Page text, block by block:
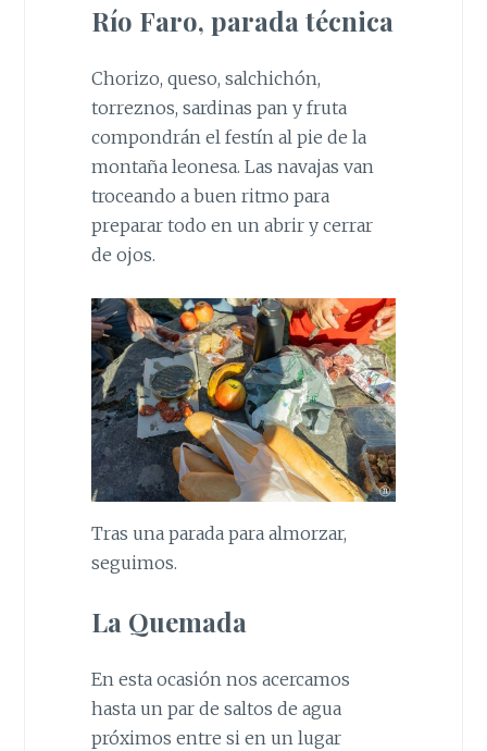
Río Faro, parada técnica
Chorizo, queso, salchichón,
torreznos, sardinas pan y fruta
compondrán el festín al pie de la
montaña leonesa. Las navajas van
troceando a buen ritmo para
preparar todo en un abrir y cerrar
de ojos.
Tras una parada para almorzar,
seguimos.
La Quemada
En esta ocasión nos acercamos
hasta un par de saltos de agua
próximos entre si en un lugar